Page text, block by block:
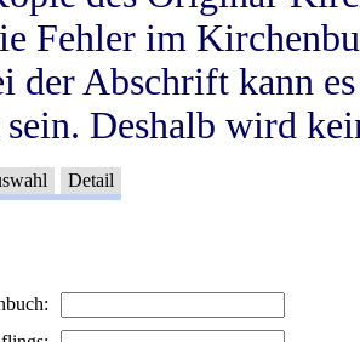
Fehler im
der Abschrift kann
sein. Deshalb wird
Detail